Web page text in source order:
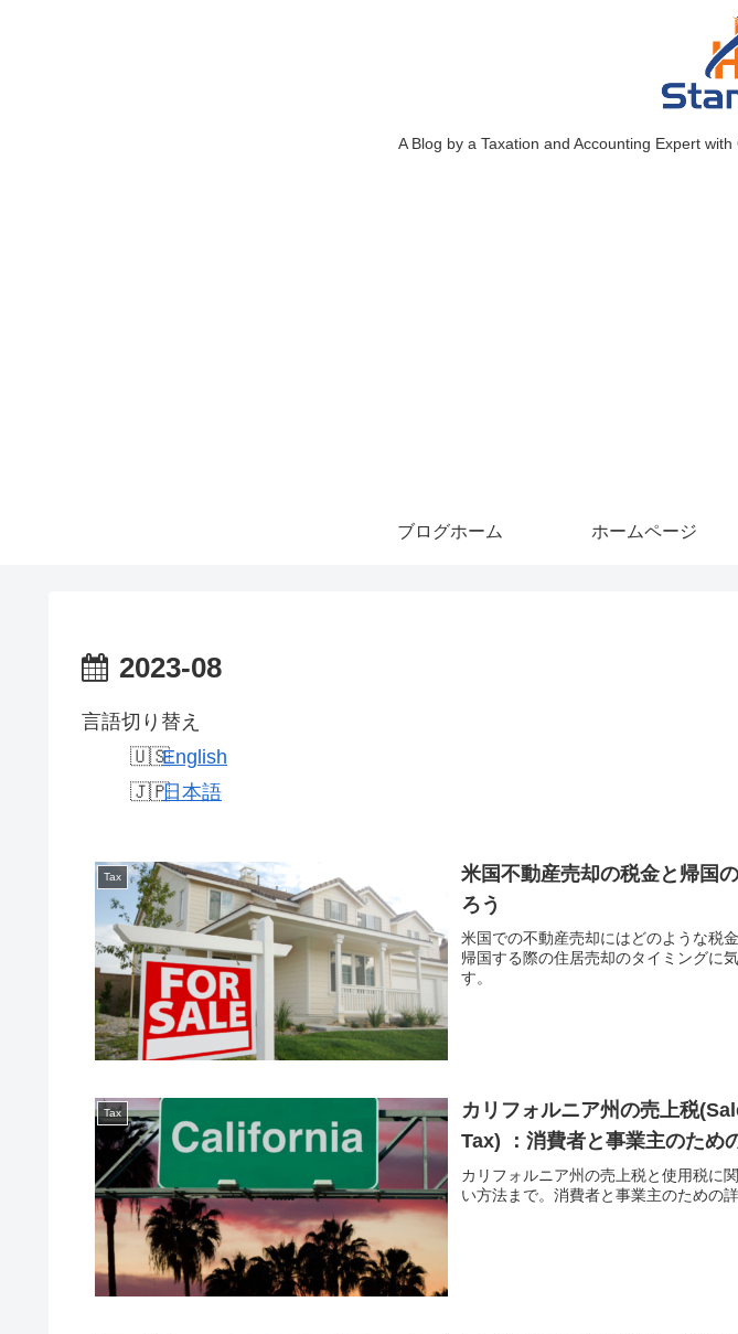
A Blog by a Taxation and Accounting Expert
ブログホーム ホームページ
2023-08
言語切り替え
English
日本語
Tax
米国不動産売却の税金と帰国
ろう
米国での不動産売却にはどのような税
帰国する際の住居売却のタイミングに
す。
Tax
カリフォルニア州の売上税
Tax) ：消費者と事業主のため
カリフォルニア州の売上税と使用税に
い方法まで。消費者と事業主のための